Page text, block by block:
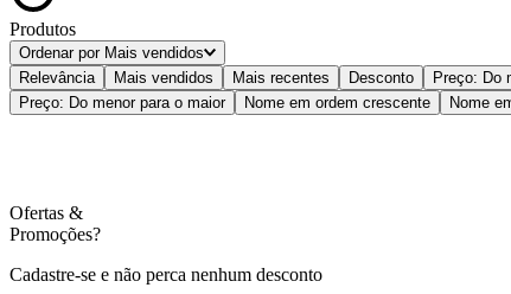
Produtos
Ordenar por Mais vendidos
Relevância
Mais vendidos Mais recentes Desconto
Preço: Do
Preço: Do menor para o maior
Nome em ordem crescente Nome
Ofertas &
Promoções?
Cadastre-se e não perca nenhum desconto